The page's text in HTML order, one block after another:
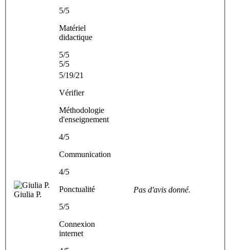
5/5
Matériel
didactique
5/5
5/5
Giulia P.
5/19/21
Vérifier
Méthodologie
d'enseignement
4/5
Communication
4/5
Ponctualité
5/5
Connexion
internet
Pas d'avis donné.